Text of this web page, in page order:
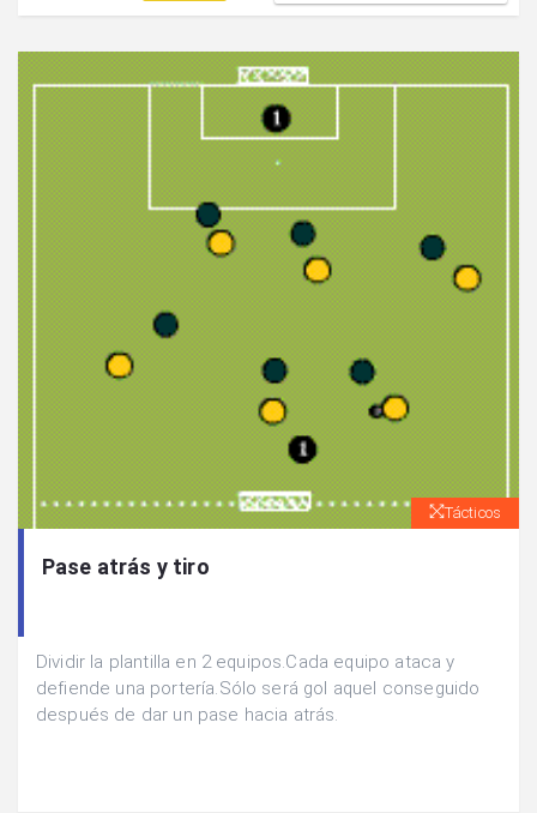
Tácticos
Pase atrás y tiro
Dividir la plantilla en 2 equipos.Cada equipo ataca y
defiende una portería.Sólo será gol aquel conseguido
después de dar un pase hacia atrás.